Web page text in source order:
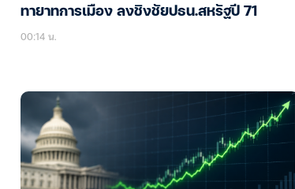
ทายาทการเมือง ลงชิงชัยปธน.สหรัฐปี 71
00:14 น.